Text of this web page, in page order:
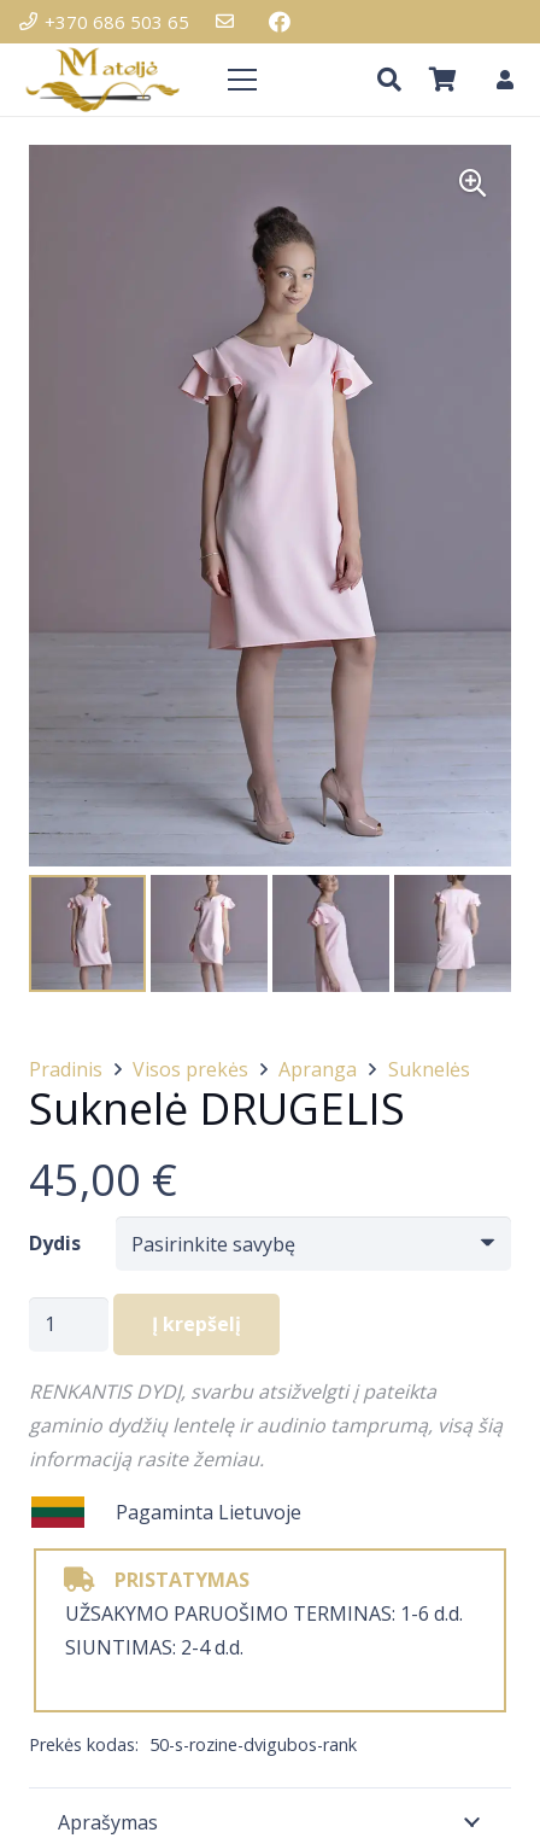
+370 686 503 65
Pradinis Visos prekės Apranga Suknelės
Suknelė DRUGELIS
45,00 €
Dydis
produkto
Suknelė
DRUGELIS
Į krepšelį
​RENKANTIS DYDĮ, svarbu atsižvelgti į pateikta
gaminio dydžių lentelę ir audinio tamprumą, visą šią
informaciją rasite žemiau.
Pagaminta Lietuvoje
PRISTATYMAS
​UŽSAKYMO PARUOŠIMO TERMINAS: 1-6 d.d.
SIUNTIMAS: 2-4 d.d.
Prekės kodas: 50-s-rozine-dvigubos-rank
Aprašymas